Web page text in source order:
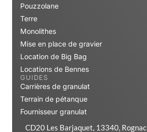
Pouzzolane
Terre
Monolithes
Mise en place de gravier
Location de Big Bag
Locations de Bennes
GUIDES
Carrières de granulat
Terrain de pétanque
Fournisseur granulat
CD20 Les Barjaquet, 13340, Rognac